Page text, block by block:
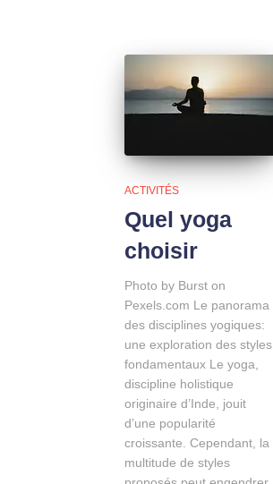
ACTIVITÉS
Quel yoga
choisir
Photo by Burst on
Pexels.com Le panorama
des disciplines yogiques:
une exploration des styles
fondamentaux Le yoga,
discipline holistique
originaire d’Inde, jouit
d’une popularité
croissante. Cependant, la
multitude de styles